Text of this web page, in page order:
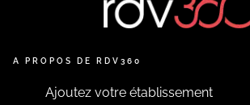
A PROPOS DE RDV360
Ajoutez votre établissement